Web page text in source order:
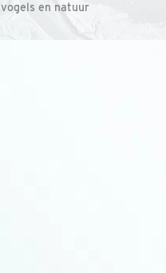
vogels en natuur